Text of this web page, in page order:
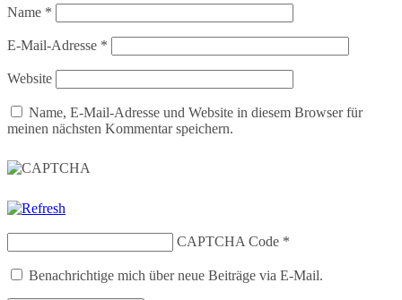
Name *
E-Mail-Adresse *
Website
Name, E-Mail-Adresse und Website in diesem Browser für
meinen nächsten Kommentar speichern.
CAPTCHA Code *
Benachrichtige mich über neue Beiträge via E-Mail.